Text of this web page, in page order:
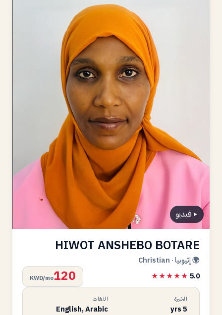
فيديو
HIWOT ANSHEBO BOTARE
🌍 إثيوبيا · Christian
★★★★★ 5.0
120
KWD/mo
الخبرة
5 yrs
اللغات
English, Arabic